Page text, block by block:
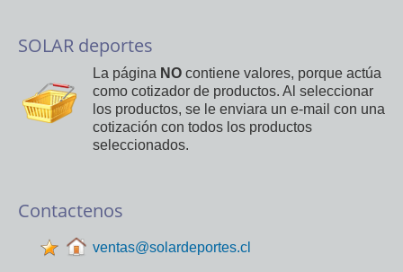
SOLAR deportes
La página NO contiene valores, porque actúa
como cotizador de productos. Al seleccionar
los productos, se le enviara un e-mail con una
cotización con todos los productos
seleccionados.
Contactenos
ventas@solardeportes.cl